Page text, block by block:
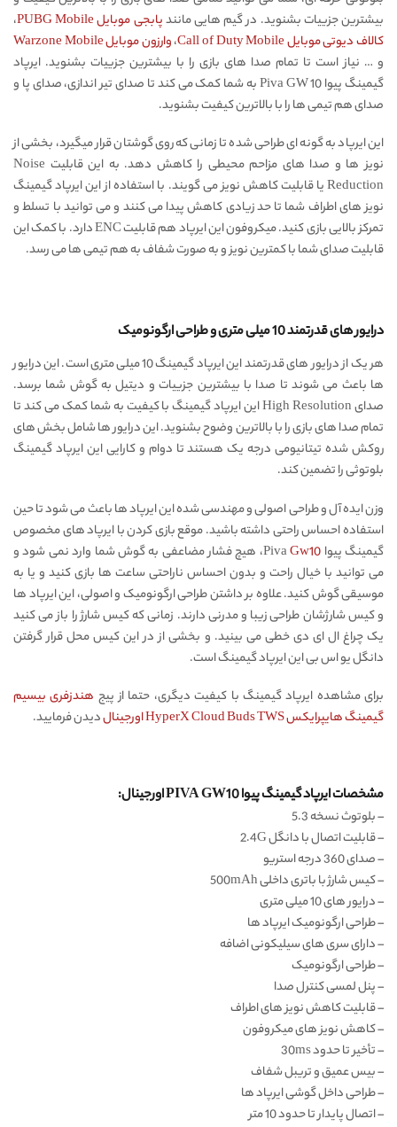
بیشترین جزییات بشنوید. در گیم هایی مانندپابجی موبایل PUBG Mobile
،
کالاف دیوتی موبایل Call of Duty Mobile
،وارزون موبایل Warzone Mobile
و … نیاز است تا تمام صدا های بازی را با بیشترین جزییات بشنوید. ایرپاد
گیمینگ پیوا Piva GW 10 به شما کمک می کند تا صدای تیر اندازی، صدای پا و
صدای هم تیمی ها را با بالاترین کیفیت بشنوید.
این ایرپاد به گونه ای طراحی شده تا زمانی که روی گوشتان قرار میگیرد،‌ بخشی از
نویز ها و صدا های مزاحم محیطی را کاهش دهد. به این قابلیت Noise
Reduction یا قابلیت کاهش نویز می گویند. با استفاده از این ایرپاد گیمینگ
نویز های اطراف شما تا حد زیادی کاهش پیدا می کنند و می توانید با تسلط و
تمرکز بالایی بازی کنید. میکروفون این ایرپاد هم قابلیت ENC دارد. با کمک این
قابلیت صدای شما با کمترین نویز و به صورت شفاف به هم تیمی ها می رسد.
درایور های قدرتمند 10 میلی متری و طراحی ارگونومیک
هر یک از درایور های قدرتمند این ایرپاد گیمینگ 10 میلی متری است. این درایور
ها باعث می شوند تا صدا با بیشترین جزییات و دیتیل به گوش شما برسد.
صدای High Resolution این ایرپاد گیمینگ با کیفیت به شما کمک می کند تا
تمام صدا های بازی را با بالاترین وضوح بشنوید. این درایور ها شامل بخش های
روکش شده تیتانیومی درجه یک هستند تا دوام و کارایی این ایرپاد گیمینگ
بلوتوثی را تضمین کند.
وزن ایده آل و طراحی اصولی و مهندسی شده این ایرپاد ها باعث می شود تا حین
استفاده احساس راحتی داشته باشید. موقع بازی کردن با ایرپاد های مخصوص
گیمینگ پیوا Piva Gw10
، هیچ فشار مضاعفی به گوش شما وارد نمی شود و
می توانید با خیال راحت و بدون احساس ناراحتی ساعت ها بازی کنید و یا به
موسیقی گوش کنید. علاوه بر داشتن طراحی ارگونومیک و اصولی، این ایرپاد ها
و کیس شارژشان طراحی زیبا و مدرنی دارند. زمانی که کیس شارژ را باز می کنید
یک چراغ ال ای دی خطی می بینید. و بخشی از در این کیس محل قرار گرفتن
دانگل یو اس بی این ایرپاد گیمینگ است.
برای مشاهده ایرپاد گیمینگ با کیفیت دیگری، حتما از پیج هندزفری بیسیم
گیمینگ هایپرایکس HyperX Cloud Buds TWS اورجینال
دیدن فرمایید.
مشخصات ایرپاد گیمینگ پیوا PIVA GW10 اورجینال:
– بلوتوث نسخه 5.3
– قابلیت اتصال با دانگل 2.4G
– صدای 360 درجه استریو
– کیس شارژ با باتری داخلی 500mAh
– درایور های 10 میلی متری
– طراحی ارگونومیک ایرپاد ها
– دارای سری های سیلیکونی اضافه
– طراحی ارگونومیک
– پنل لمسی کنترل صدا
– قابلیت کاهش نویز های اطراف
– کاهش نویز های میکروفون
– تأخیر تا حدود 30ms
– بیس عمیق و تریبل شفاف
– طراحی داخل گوشی ایرپاد ها
– اتصال پایدار تا حدود 10 متر